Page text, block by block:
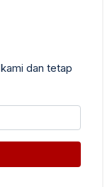
dan tetap